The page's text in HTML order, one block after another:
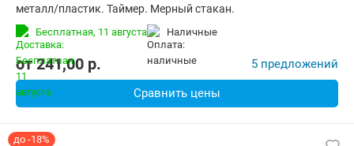
металл/пластик. Таймер. Мерный стакан.
Бесплатная, 11 августа наличные
от241,00 p. 5 предложений
Сравнить цены
до -18%